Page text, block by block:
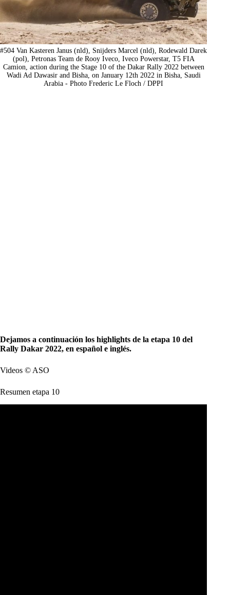
#504 Van Kasteren Janus (nld), Snijders Marcel (nld), Rodewald Darek
(pol), Petronas Team de Rooy Iveco, Iveco Powerstar, T5 FIA
Camion, action during the Stage 10 of the Dakar Rally 2022 between
Wadi Ad Dawasir and Bisha, on January 12th 2022 in Bisha, Saudi
Arabia - Photo Frederic Le Floch / DPPI
Dejamos a continuación los highlights de la etapa 10 del
Rally Dakar 2022, en español e inglés.
Videos © ASO
Resumen etapa 10